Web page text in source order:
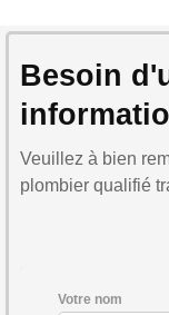
Besoin
Veuillez à bien
plombier qualifié
Votre nom